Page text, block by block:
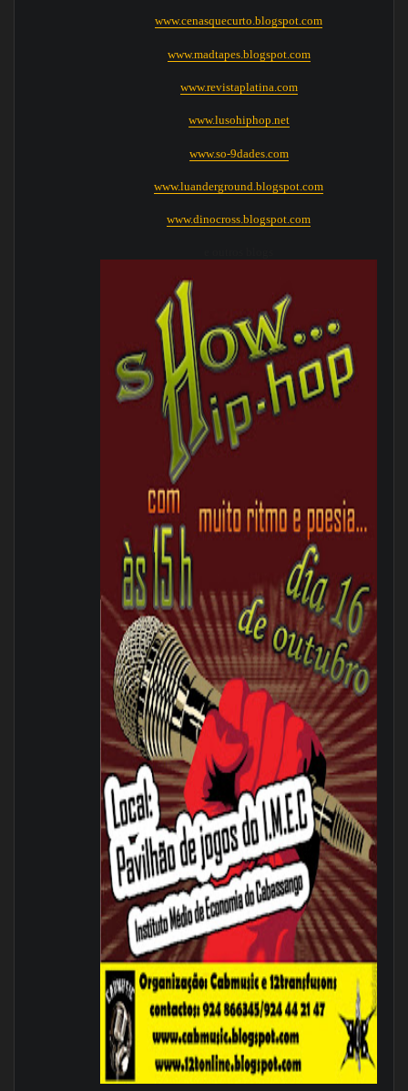
www.cenasquecurto.blogspot.com
www.madtapes.blogspot.com
www.revistaplatina.com
www.lusohiphop.net
www.so-9dades.com
www.luanderground.blogspot.com
www.dinocross.blogspot.com